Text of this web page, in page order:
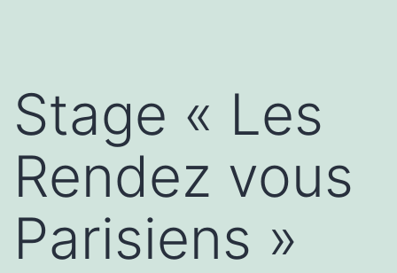
Stage « Les
Rendez vous
Parisiens »